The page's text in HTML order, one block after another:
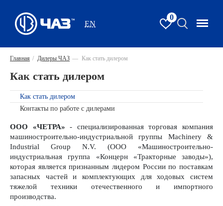
EN
0
Главная / Дилеры ЧАЗ — Как стать дилером
Как стать дилером
Как стать дилером
Контакты по работе с дилерами
ООО «ЧЕТРА» - специализированная торговая компания
машиностроительно-индустриальной группы Machinery &
Industrial Group N.V. (ООО «Машиностроительно-
индустриальная группа «Концерн «Тракторные заводы»),
которая является признанным лидером России по поставкам
запасных частей и комплектующих для ходовых систем
тяжелой техники отечественного и импортного
производства.